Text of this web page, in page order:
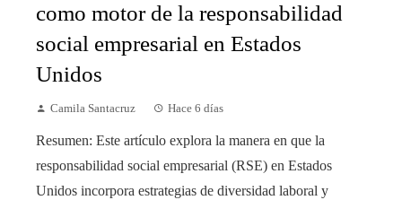
como motor de la responsabilidad
social empresarial en Estados
Unidos
Camila Santacruz Hace 6 días
Resumen: Este artículo explora la manera en que la
responsabilidad social empresarial (RSE) en Estados
Unidos incorpora estrategias de diversidad laboral y